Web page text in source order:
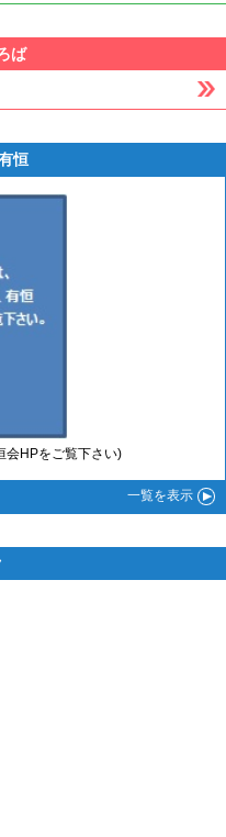
ば
恒
会HPをご覧下さい)
一覧を表示